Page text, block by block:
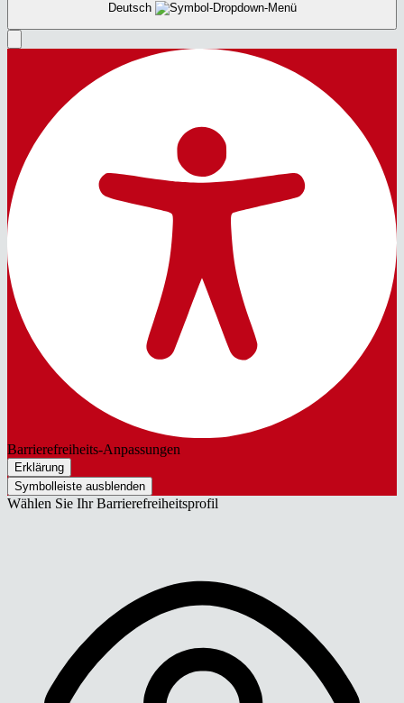
Deutsch
Barrierefreiheits-Anpassungen
Erklärung
Symbolleiste ausblenden
Wählen Sie Ihr Barrierefreiheitsprofil